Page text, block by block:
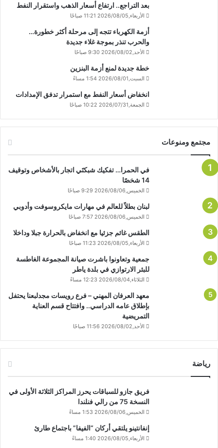
بعد التراجع.. ارتفاع أسعار الذهب واستقرار النفط
الأربعاء,2026/08/05 11:21 صباحًا
أزمة الكهرباء تتجه إلى مرحلة أكثر خطورة…
والحرب تنذر بموجة غلاء جديدة
الأحد,2026/08/02 9:30 صباحًا
خطة جديدة لمنع أزمة البنزين
السبت,2026/08/01 1:54 مساءً
انخفاض أسعار النفط مع استمرار تدفق الإمدادات
الجمعة,2026/07/31 10:22 صباحًا
مجتمع ومنوعات
في الحمرا… تفكيك شبكتَي اتجار بالأشخاص وتوقيف
14 شخصًا
الخميس,2026/08/06 9:29 صباحًا
لبنان بطلاً للعالم في مهارات مايكروسوفت وأدوبي
الخميس,2026/08/06 7:57 صباحًا
الطقس غائم جزئيا مع انخفاض بالحرارة جبلا وداخلا
الأربعاء,2026/08/05 11:23 صباحًا
جمعية وتعاونوا باشرت صيانة المجموعة الغاطسة
للبئر الارتوازي في بلدة ياطر
الثلاثاء,2026/08/04 12:23 مساءً
معهد العرفان المهني – فرع رويسات مجدلبعنا يحتفل
بإطلاق عامه الدراسي.. وافتتاح قسم العناية
التمريضية
الأحد,2026/08/02 11:56 صباحًا
رياضة
فريق جازو للسباقات يحرز المراكز الثلاثة الأولى في
النسخة 75 من رالي فنلندا
الخميس,2026/08/06 1:53 مساءً
إنفانتينو يلتقي أركان “الفيفا” باجتماع طارئ
الأربعاء,2026/08/05 1:40 مساءً